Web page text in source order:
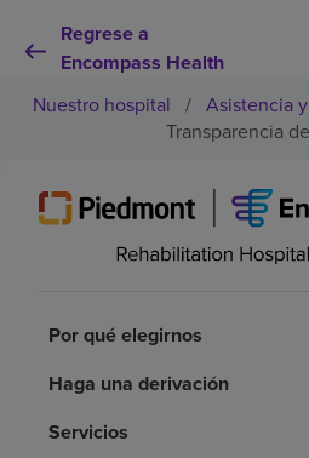
Regrese a
Encompass Health
Por qué debe elegirnos
Pacientes y cuidadores
Recursos de salud
Nuestro hospital / Asistencia
Transparencia
Por qué elegirnos
Haga una derivación
Servicios